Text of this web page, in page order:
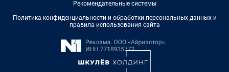
Рекомендательные системы
Политика конфиденциальности и обработки персональных данных и
правила использования сайта